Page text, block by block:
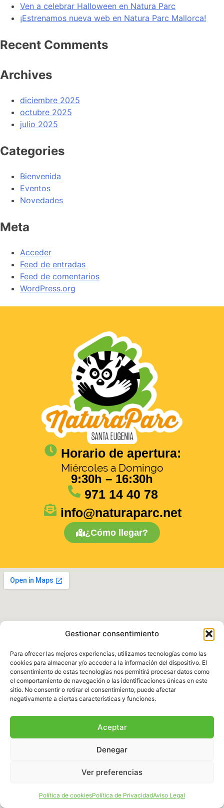
Gestionar consentimiento
Para ofrecer las mejores experiencias, utilizamos tecnologías como las
cookies para almacenar y/o acceder a la información del dispositivo. El
consentimiento de estas tecnologías nos permitirá procesar datos como
el comportamiento de navegación o las identificaciones únicas en este
sitio. No consentir o retirar el consentimiento, puede afectar
negativamente a ciertas características y funciones.
Aceptar
Denegar
Ver preferencias
Política de cookiesPolítica de PrivacidadAviso Legal
Ven a celebrar Halloween en Natura Parc
¡Estrenamos nueva web en Natura Parc Mallorca!
Recent Comments
Archives
diciembre 2025
octubre 2025
julio 2025
Categories
Bienvenida
Eventos
Novedades
Meta
Acceder
Feed de entradas
Feed de comentarios
WordPress.org
Horario de apertura:
Miércoles a Domingo
9:30h – 16:30h
971 14 40 78
info@naturaparc.net
¿Cómo llegar?
Política de Privacidad|Aviso legal |Política de
Cookies|Términos y Condiciones
© 2025 Fundación Natura Parc – Todos los
BalearDigital